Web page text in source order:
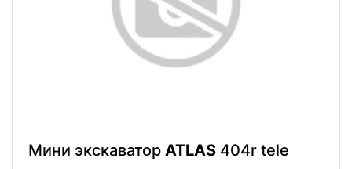
Мини экскаватор ATLAS 404r tele